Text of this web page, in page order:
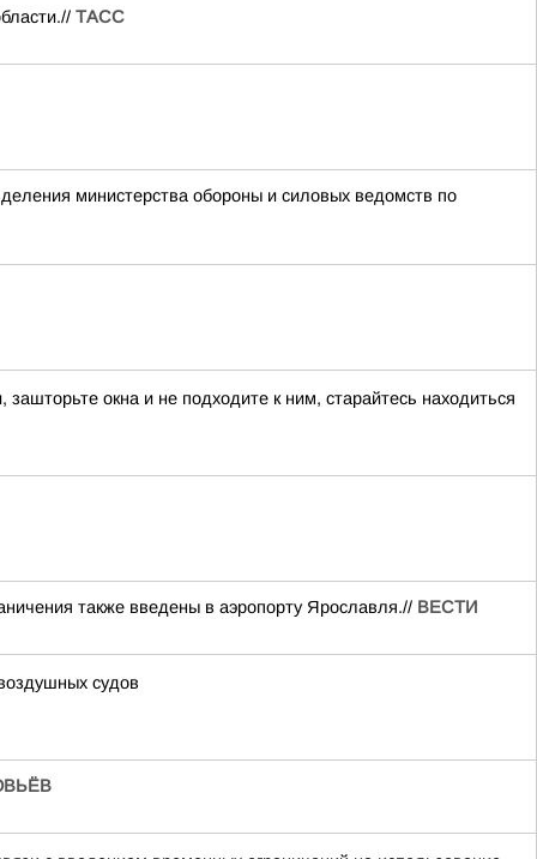
ТАСС
министерства обороны и силовых ведомств по
окна и не подходите к ним, старайтесь находиться
также введены в аэропорту Ярославля.// ВЕСТИ
судов